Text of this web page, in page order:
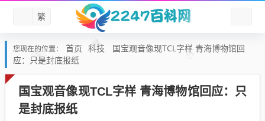
繁
您现在的位置： 首页 科技
国宝观音像现TCL字样 青海博物馆回
应：只是封底报纸
国宝观音像现TCL字样 青海博物馆回应：只
是封底报纸